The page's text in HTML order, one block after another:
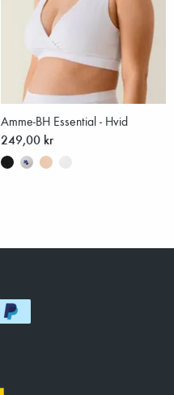
Amme-BH Essential - Hvid
249,00 kr